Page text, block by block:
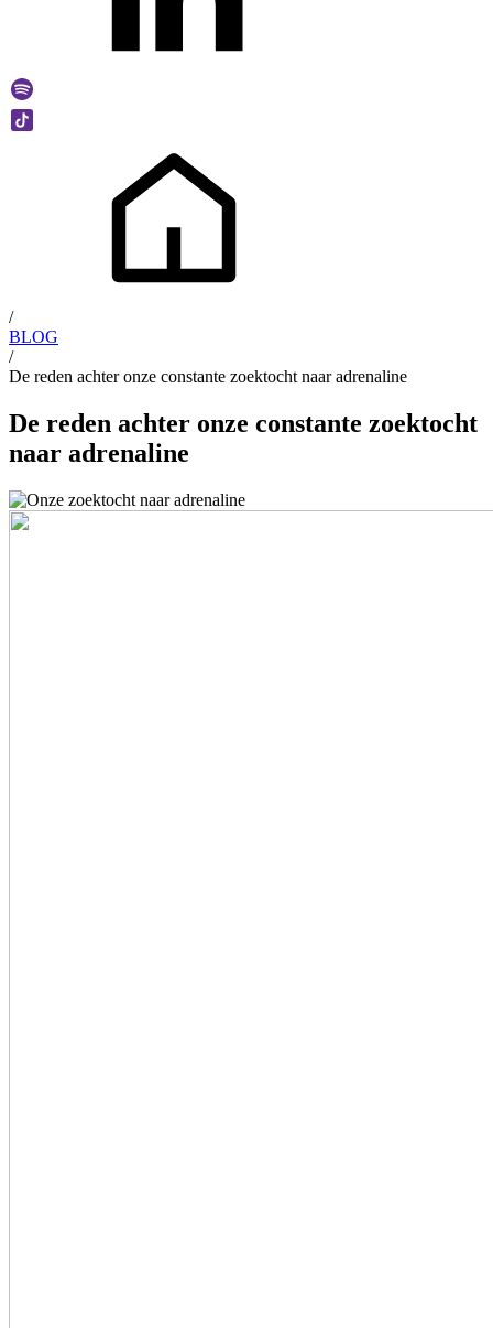
/
BLOG
/
De reden achter onze constante zoektocht naar adrenaline
De reden achter onze constante zoektocht
naar adrenaline